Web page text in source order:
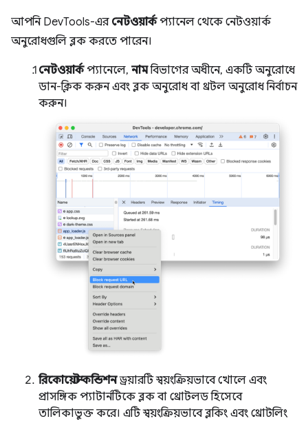
আপনি DevTools-এর নেটওয়ার্কপ্যানেল থেকে নেটওয়ার্ক
অনুরোধগুলি ব্লক করতে পারেন।
নেটওয়ার্কপ্যানেলে, নামবিভাগের অধীনে, একটি অনুরোধে
ডান-ক্লিক করুন এবং ব্লক অনুরোধ বা থ্রটল অনুরোধ নির্বাচন
করুন।
রিকোয়েস্ট কন্ডিশনড্রয়ারটি স্বয়ংক্রিয়ভাবে খোলে এবং
প্রাসঙ্গিক প্যাটার্নটিকে ব্লক বা থ্রোটলড হিসেবে
তালিকাভুক্ত করে। এটি স্বয়ংক্রিয়ভাবে ব্লকিং এবং থ্রোটলিং